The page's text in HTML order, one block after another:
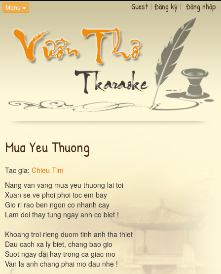
Menu Guest | Đăng ký | Đăng nhập
Mua Yeu Thuong
Tac gia: Chieu Tim
Nang van vang mua yeu thuong lai toi
Xuan se ve phoi phoi toc em bay
Gio ri rao ben ngon co nhanh cay
Lam doi thay tung ngay anh co biet !
Khoang troi rieng duom tinh anh tha thiet
Dau cach xa ly biet, chang bao gio
Suot ngay dai hay trong ca giac mo
Van la anh chang phai mo dau nhe !